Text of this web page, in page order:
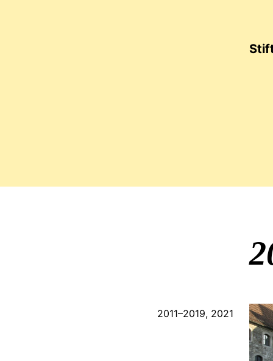
2011–2019, 2021